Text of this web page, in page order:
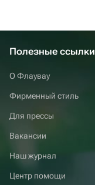
Полезные ссылки
О Флаувау
Фирменный стиль
Для прессы
Вакансии
Наш журнал
Центр помощи